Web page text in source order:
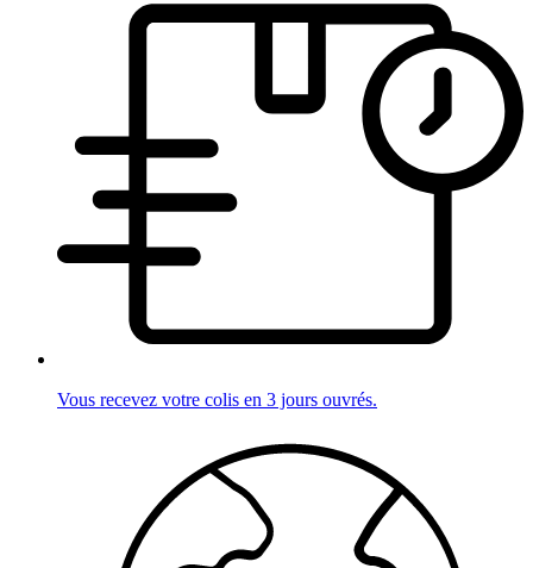
Vous recevez votre colis en 3 jours ouvrés.